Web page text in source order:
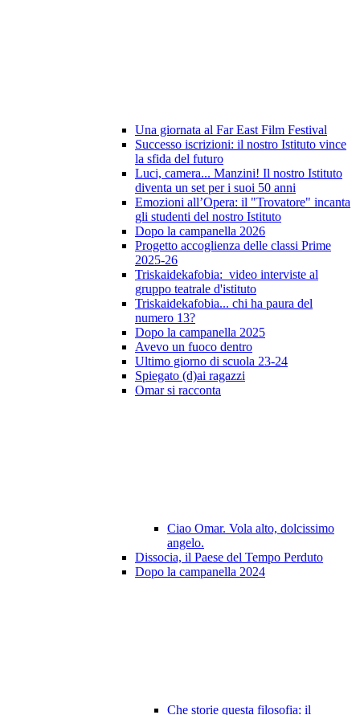
Una giornata al Far East Film Festival
Successo iscrizioni: il nostro Istituto vince
la sfida del futuro
Luci, camera... Manzini! Il nostro Istituto
diventa un set per i suoi 50 anni
Emozioni all’Opera: il "Trovatore" incanta
gli studenti del nostro Istituto
Dopo la campanella 2026
Progetto accoglienza delle classi Prime
2025-26
Triskaidekafobia: video interviste al
gruppo teatrale d'istituto
Triskaidekafobia... chi ha paura del
numero 13?
Dopo la campanella 2025
Avevo un fuoco dentro
Ultimo giorno di scuola 23-24
Spiegato (d)ai ragazzi
Omar si racconta
Ciao Omar. Vola alto, dolcissimo
angelo.
Dissocia, il Paese del Tempo Perduto
Dopo la campanella 2024
Che storie questa filosofia: il